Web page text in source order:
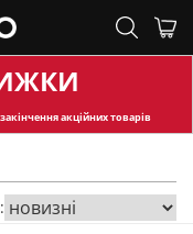
акційних товарів